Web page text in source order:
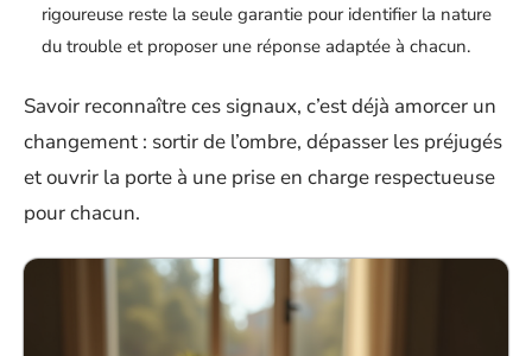
rigoureuse reste la seule garantie pour identifier la nature
du trouble et proposer une réponse adaptée à chacun.
Savoir reconnaître ces signaux, c’est déjà amorcer un
changement : sortir de l’ombre, dépasser les préjugés
et ouvrir la porte à une prise en charge respectueuse
pour chacun.